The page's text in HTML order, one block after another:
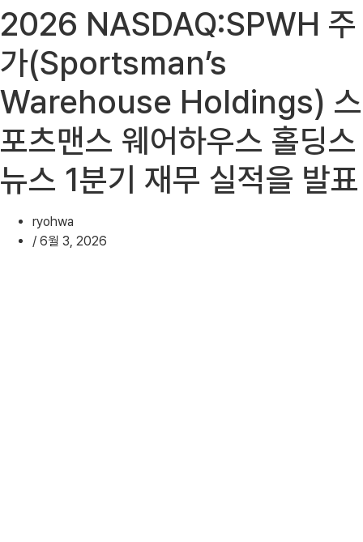
2026 NASDAQ:SPWH 주
가(Sportsman’s
Warehouse Holdings) 스
포츠맨스 웨어하우스 홀딩스
뉴스 1분기 재무 실적을 발표
ryohwa
/ 6월 3, 2026